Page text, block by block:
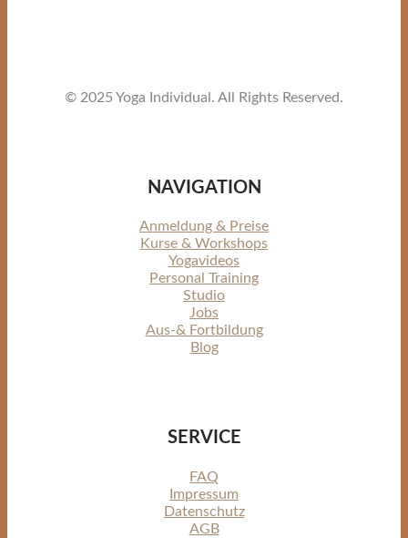
© 2025 Yoga Individual. All Rights Reserved.
NAVIGATION
Anmeldung & Preise
Kurse & Workshops
Yogavideos
Personal Training
Studio
Jobs
Aus-& Fortbildung
Blog
SERVICE
FAQ
Impressum
Datenschutz
AGB